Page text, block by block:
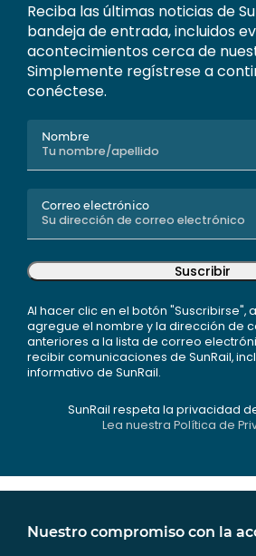
Reciba las últimas noticias de
bandeja de entrada, incluidos
acontecimientos cerca de
Simplemente regístrese a
conéctese.
Nombre
Correo electrónico
Suscribir
Al hacer clic en el botón "Suscribirse",
agregue el nombre y la dirección de
anteriores a la lista de correo
recibir comunicaciones de SunRail,
informativo de SunRail.
SunRail respeta la privacidad
Lea nuestra Política de
Nuestro compromiso con la